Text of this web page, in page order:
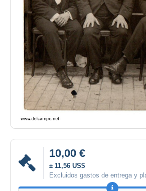
10,00 €
± 11,56 US$
Excluidos gastos de entrega y